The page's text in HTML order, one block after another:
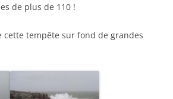
de plus de 110 !
cette tempête sur fond de grandes